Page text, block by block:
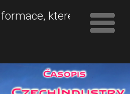
které